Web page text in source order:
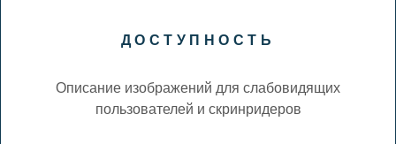
ДОСТУПНОСТЬ
Описание изображений для слабовидящих
пользователей и скринридеров